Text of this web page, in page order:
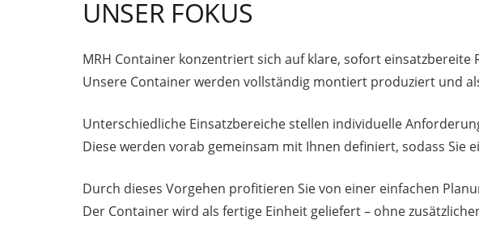
UNSER FOKUS
MRH Container konzentriert sich auf klare, sofort
Unsere Container werden vollständig montiert produziert und
Unterschiedliche Einsatzbereiche stellen individuelle
Diese werden vorab gemeinsam mit Ihnen definiert, sodass Sie
Durch dieses Vorgehen profitieren Sie von einer einfachen
Der Container wird als fertige Einheit geliefert – ohne